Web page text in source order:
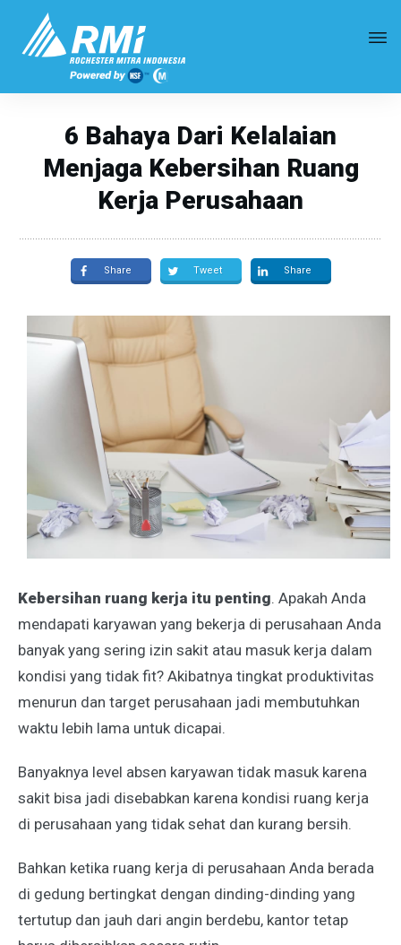
6 Bahaya Dari Kelalaian
Menjaga Kebersihan Ruang
Kerja Perusahaan
Share Tweet Share
Kebersihan ruang kerja itu penting. Apakah Anda
mendapati karyawan yang bekerja di perusahaan Anda
banyak yang sering izin sakit atau masuk kerja dalam
kondisi yang tidak fit? Akibatnya tingkat produktivitas
menurun dan target perusahaan jadi membutuhkan
waktu lebih lama untuk dicapai.
Banyaknya level absen karyawan tidak masuk karena
sakit bisa jadi disebabkan karena kondisi ruang kerja
di perusahaan yang tidak sehat dan kurang bersih.
Bahkan ketika ruang kerja di perusahaan Anda berada
di gedung bertingkat dengan dinding-dinding yang
tertutup dan jauh dari angin berdebu, kantor tetap